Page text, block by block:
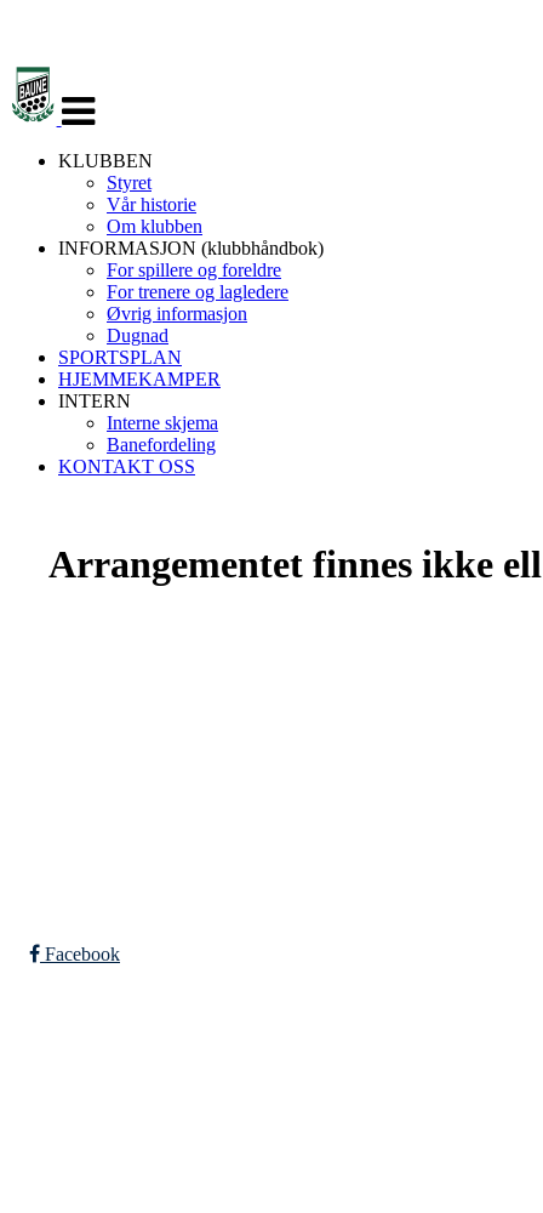
navigasjon
KLUBBEN
Styret
Vår historie
Om klubben
INFORMASJON (klubbhåndbok)
For spillere og foreldre
For trenere og lagledere
Øvrig informasjon
Dugnad
SPORTSPLAN
HJEMMEKAMPER
INTERN
Interne skjema
Banefordeling
KONTAKT OSS
Arrangementet finnes ikke
Facebook